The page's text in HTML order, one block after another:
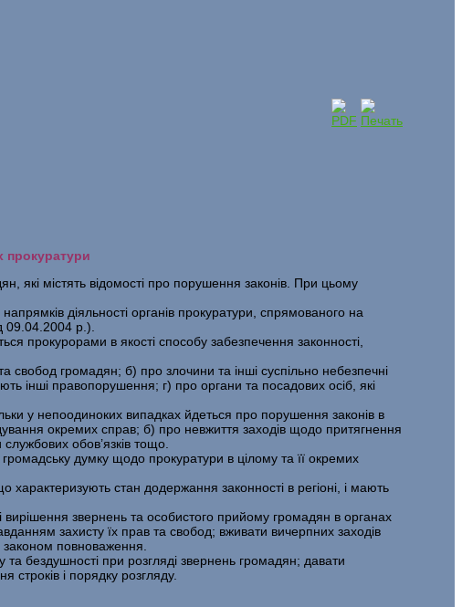
прокуратури
які містять відомості про порушення законів. При цьому
діяльності органів прокуратури, спрямованого на
09.04.2004 p.).
прокурорами в якості способу забезпечення законності,
громадян; б) про злочини та інші суспільно небезпечні
інші правопорушення; г) про органи та посадових осіб, які
у непоодиноких випадках йдеться про порушення законів в
окремих справ; б) про невжиття заходів щодо притягнення
обов’язків тощо.
думку щодо прокуратури в цілому та її окремих
стан додержання законності в регіоні, і мають
вирішення звернень та особистого прийому громадян в органах
захисту їх прав та свобод; вживати вичерпних заходів
повноваження.
бездушності при розгляді звернень громадян; давати
і порядку розгляду.